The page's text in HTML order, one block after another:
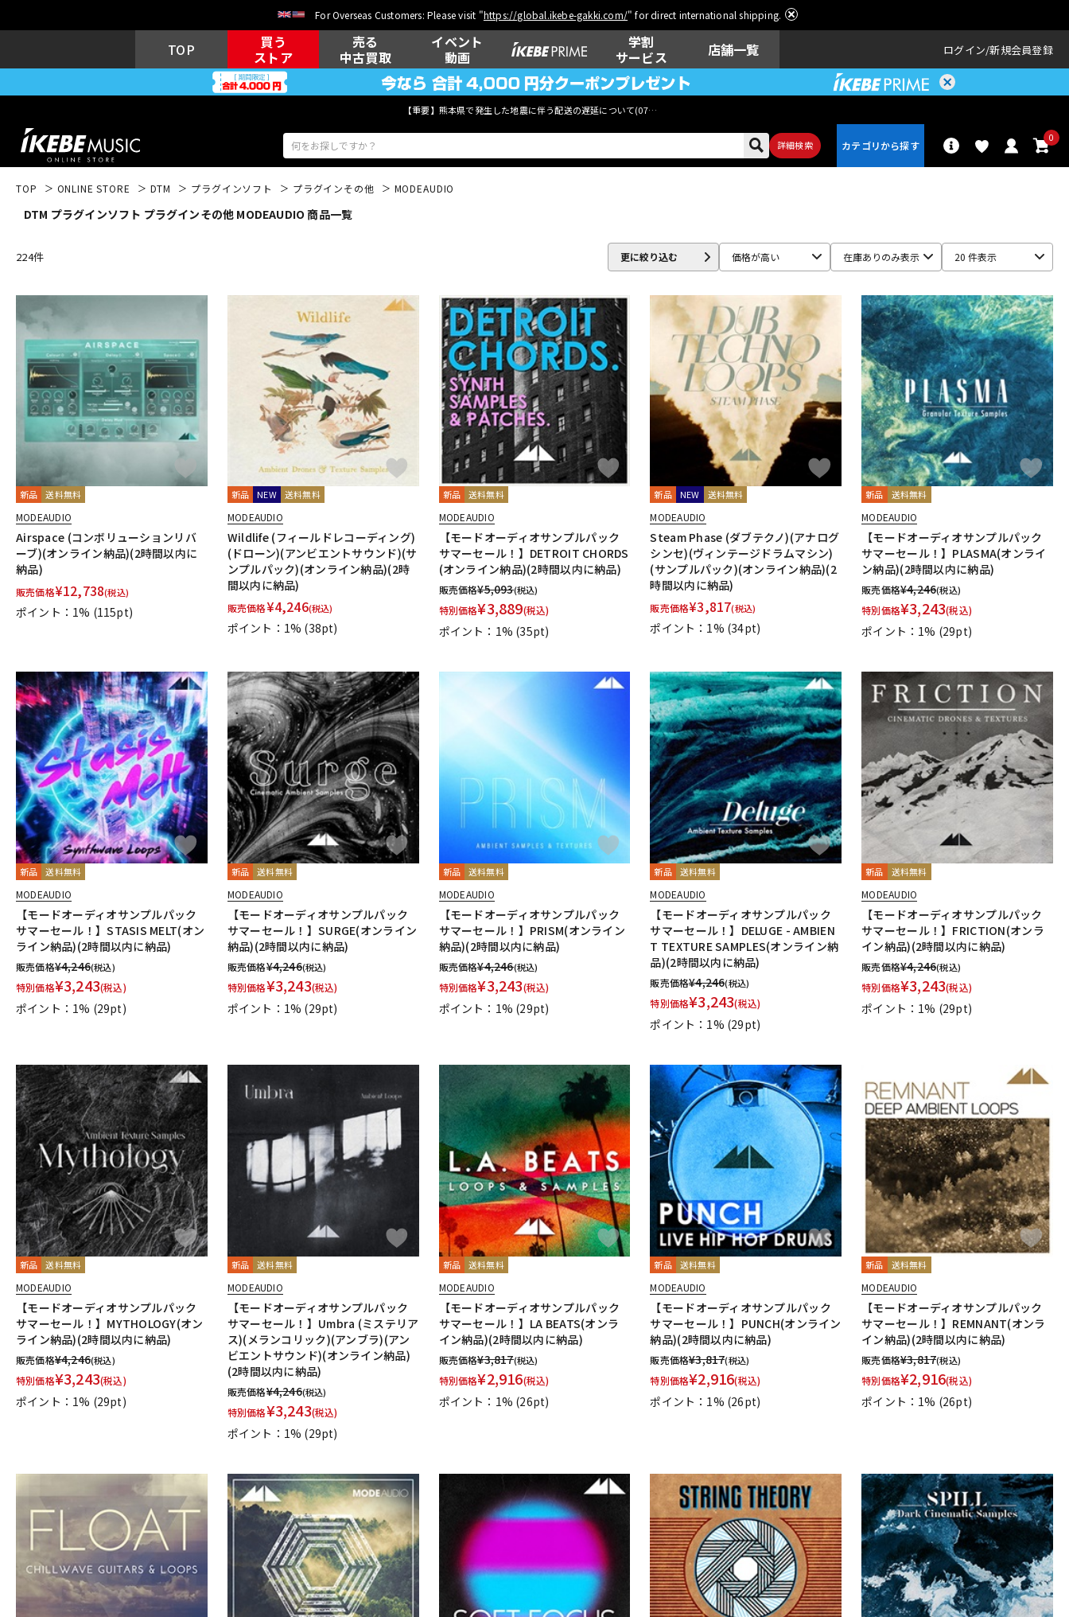
For Overseas Customers: Please visit "https://global.ikebe-gakki.com/" for direct international shipping.
TOP
買う
ストア
売る
中古買取
イベント
動画
学割
サービス
店舗一覧 ログイン 新規会員登録
【重要】熊本県で発生した地震に伴う配送の遅延について(07月29日
詳細検索
0
エレキギター アコギ/エレ
キーボード 電子ピアノ 管楽器 その他楽器 アンプ エフェクター
DJ機器 DTM DTM オンラ
イン納品
レコーディン
グ機器
配信/ライブ
機器
楽器アクセサ
リ
中古 ヴィンテージ
TOP ONLINE STORE DTM プラグインソフト プラグインその他 MODEAUDIO
DTM プラグインソフト プラグインその他 MODEAUDIO 商品一覧
224件 更に絞り込む 価格が高い 在庫ありのみ表示 20 件表示
新品 送料無料
MODEAUDIO
Airspace (コンボリューションリバ
ーブ)(オンライン納品)(2時間以内に
納品)
販売価格¥12,738(税込)
ポイント：1% (115pt)
新品 NEW 送料無料
MODEAUDIO
Wildlife (フィールドレコーディング)
(ドローン)(アンビエントサウンド)(サ
ンプルパック)(オンライン納品)(2時
間以内に納品)
販売価格¥4,246(税込)
ポイント：1% (38pt)
新品 送料無料
MODEAUDIO
【モードオーディオサンプルパック
サマーセール！】DETROIT CHORDS
(オンライン納品)(2時間以内に納品)
販売価格¥5,093(税込)
特別価格¥3,889(税込)
ポイント：1% (35pt)
新品 NEW 送料無料
MODEAUDIO
Steam Phase (ダブテクノ)(アナログ
シンセ)(ヴィンテージドラムマシン)
(サンプルパック)(オンライン納品)(2
時間以内に納品)
販売価格¥3,817(税込)
ポイント：1% (34pt)
新品 送料無料
MODEAUDIO
【モードオーディオサンプルパック
サマーセール！】PLASMA(オンライ
ン納品)(2時間以内に納品)
販売価格¥4,246(税込)
特別価格¥3,243(税込)
ポイント：1% (29pt)
新品 送料無料
MODEAUDIO
【モードオーディオサンプルパック
サマーセール！】STASIS MELT(オン
ライン納品)(2時間以内に納品)
販売価格¥4,246(税込)
特別価格¥3,243(税込)
ポイント：1% (29pt)
新品 送料無料
MODEAUDIO
【モードオーディオサンプルパック
サマーセール！】SURGE(オンライン
納品)(2時間以内に納品)
販売価格¥4,246(税込)
特別価格¥3,243(税込)
ポイント：1% (29pt)
新品 送料無料
MODEAUDIO
【モードオーディオサンプルパック
サマーセール！】PRISM(オンライン
納品)(2時間以内に納品)
販売価格¥4,246(税込)
特別価格¥3,243(税込)
ポイント：1% (29pt)
新品 送料無料
MODEAUDIO
【モードオーディオサンプルパック
サマーセール！】DELUGE - AMBIEN
T TEXTURE SAMPLES(オンライン納
品)(2時間以内に納品)
販売価格¥4,246(税込)
特別価格¥3,243(税込)
ポイント：1% (29pt)
新品 送料無料
MODEAUDIO
【モードオーディオサンプルパック
サマーセール！】FRICTION(オンラ
イン納品)(2時間以内に納品)
販売価格¥4,246(税込)
特別価格¥3,243(税込)
ポイント：1% (29pt)
新品 送料無料
MODEAUDIO
【モードオーディオサンプルパック
サマーセール！】MYTHOLOGY(オン
ライン納品)(2時間以内に納品)
販売価格¥4,246(税込)
特別価格¥3,243(税込)
ポイント：1% (29pt)
新品 送料無料
MODEAUDIO
【モードオーディオサンプルパック
サマーセール！】Umbra (ミステリア
ス)(メランコリック)(アンブラ)(アン
ビエントサウンド)(オンライン納品)
(2時間以内に納品)
販売価格¥4,246(税込)
特別価格¥3,243(税込)
ポイント：1% (29pt)
新品 送料無料
MODEAUDIO
【モードオーディオサンプルパック
サマーセール！】LA BEATS(オンラ
イン納品)(2時間以内に納品)
販売価格¥3,817(税込)
特別価格¥2,916(税込)
ポイント：1% (26pt)
新品 送料無料
MODEAUDIO
【モードオーディオサンプルパック
サマーセール！】PUNCH(オンライン
納品)(2時間以内に納品)
販売価格¥3,817(税込)
特別価格¥2,916(税込)
ポイント：1% (26pt)
新品 送料無料
MODEAUDIO
【モードオーディオサンプルパック
サマーセール！】REMNANT(オンラ
イン納品)(2時間以内に納品)
販売価格¥3,817(税込)
特別価格¥2,916(税込)
ポイント：1% (26pt)